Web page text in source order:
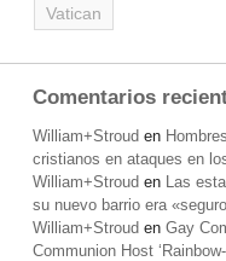
Vatican
Comentarios
William+Stroud en
cristianos en ataques en
William+Stroud en Las
su nuevo barrio era
William+Stroud en Gay
Communion Host